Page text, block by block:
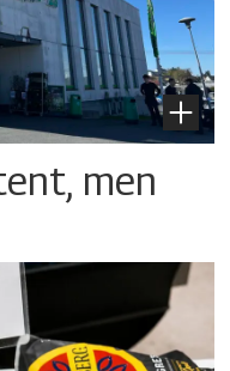
men